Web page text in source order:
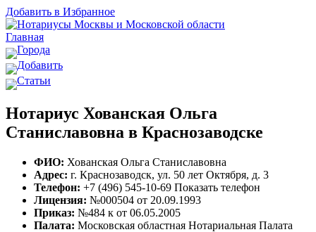
Добавить в Избранное
Главная
Города
Добавить
Статьи
Нотариус Хованская Ольга
Станиславовна в Краснозаводске
ФИО: Хованская Ольга Станиславовна
Адрес: г. Краснозаводск, ул. 50 лет Октября, д. 3
Телефон: +7 (496) 545-10-69 Показать телефон
Лицензия: №000504 от 20.09.1993
Приказ: №484 к от 06.05.2005
Палата: Московская областная Нотариальная Палата